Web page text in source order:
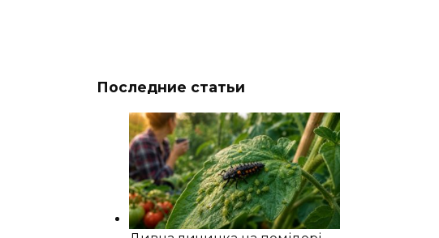
Последние статьи